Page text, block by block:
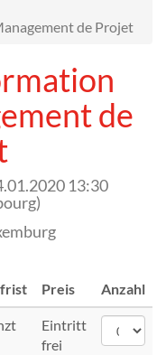
de Projet
de
13:30
)
Preis Anzahl
Eintritt
frei